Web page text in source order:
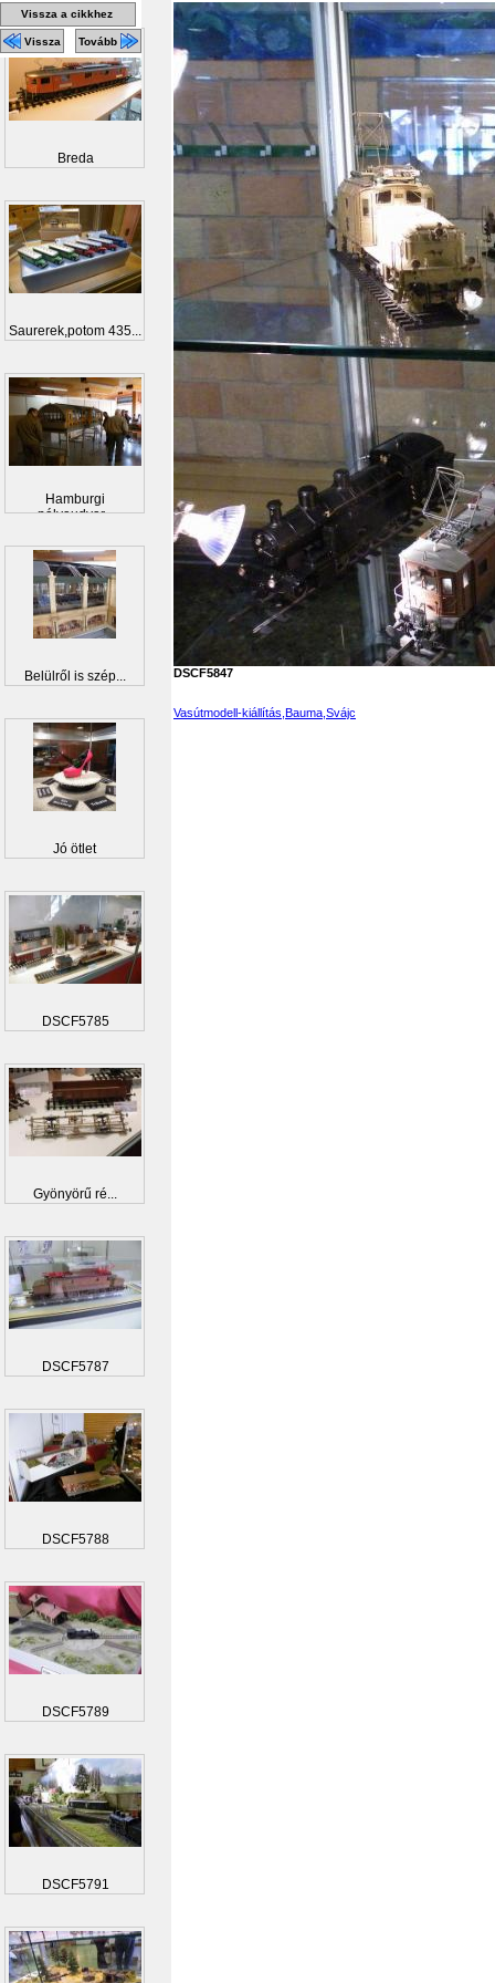
DSCF5847
Vasútmodell-kiállítás,Bauma,Svájc
Vissza a cikkhez
Vissza Tovább
Breda
Saurerek,potom 435...
Hamburgi
pályaudvar...
Belülről is szép...
Jó ötlet
DSCF5785
Gyönyörű ré...
DSCF5787
DSCF5788
DSCF5789
DSCF5791